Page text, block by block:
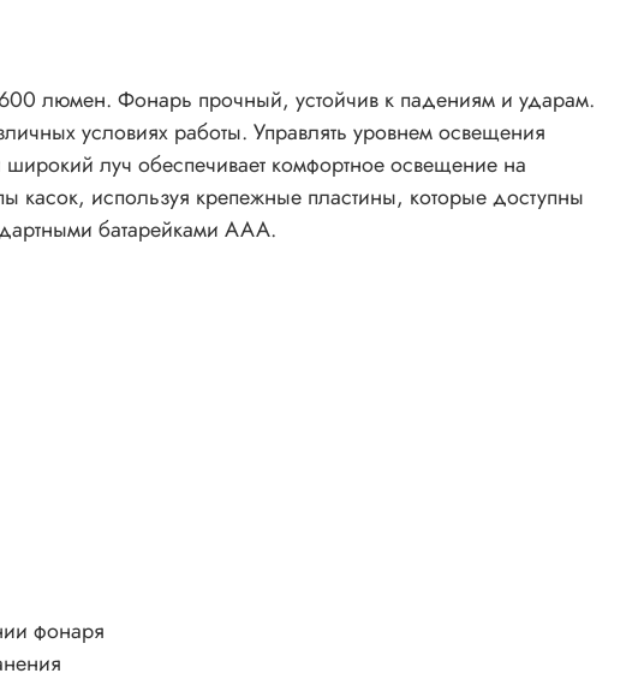
люмен. Фонарь прочный, устойчив к падениям и ударам.
условиях работы. Управлять уровнем освещения
луч обеспечивает комфортное освещение на
касок, используя крепежные пластины, которые доступны
батарейками ААА.
фонаря